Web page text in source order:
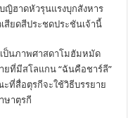
ญิฮาดหัวรุนแรงบุกสังหาร
สียดสีประชดประชันเจ้านี้
ป็นภาพศาสดาโมฮัมหมัด
ยที่มีสโลแกน “ฉันคือชาร์ลี”
ที่สื่อตุรกีจะใช้วิธีบรรยาย
ษาตุรกี